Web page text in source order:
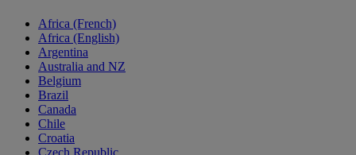
Africa (French)
Africa (English)
Argentina
Australia and NZ
Belgium
Brazil
Canada
Chile
Croatia